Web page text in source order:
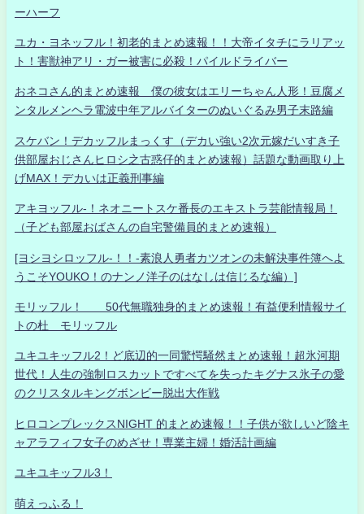
ーハーフ
ユカ・ヨネッフル！初老的まとめ速報！！大帝イタチにラリアッ
ト！害獣神アリ・ガー被害に必殺！パイルドライバー
おネコさん的まとめ速報 僕の彼女はエリーちゃん人形！豆腐メ
ンタルメンヘラ電波中年アルバイターのぬいぐるみ男子末路編
スケバン！デカッフルまっくす（デカい強い2次元嫁だいすき子
供部屋おじさんヒロシ之古惑仔的まとめ速報）話題な動画取り上
げMAX！デカいは正義刑事編
アキヨッフル-！ネオニートスケ番長のエキストラ芸能情報局！
（子ども部屋おばさんの自宅警備員的まとめ速報）
[ヨシヨシロッフル-！！-素浪人勇者カツオンの未解決事件簿へよ
うこそYOUKO！のナンノ洋子のはなしは信じるな編）]
モリッフル！ 50代無職独身的まとめ速報！有益便利情報サイ
トの杜 モリッフル
ユキユキッフル2！ど底辺的一同驚愕騒然まとめ速報！超氷河期
世代！人生の強制ロスカットですべてを失ったキグナス氷子の愛
のクリスタルキングボンビー脱出大作戦
ヒロコンプレックスNIGHT 的まとめ速報！！子供が欲しいど陰キ
ャアラフィフ女子のめざせ！専業主婦！婚活計画編
ユキユキッフル3！
萌えっふる！